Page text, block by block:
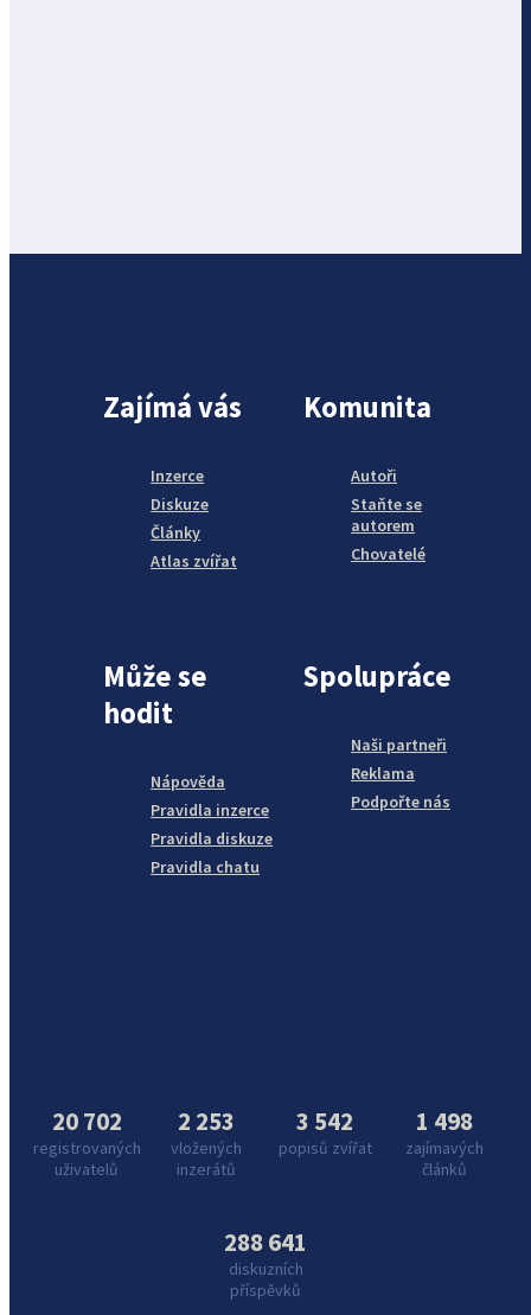
Zajímá vás
Inzerce
Diskuze
Články
Atlas zvířat
Komunita
Autoři
Staňte se
autorem
Chovatelé
Může se
hodit
Nápověda
Pravidla inzerce
Pravidla diskuze
Pravidla chatu
Spolupráce
Naši partneři
Reklama
Podpořte nás
20 702
registrovaných
uživatelů
2 253
vložených
inzerátů
3 542
popisů zvířat
1 498
zajímavých
článků
288 641
diskuzních
příspěvků